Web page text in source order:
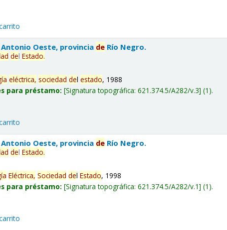
Oeste, provincia de Río Negro.
delEstado.
eléctrica, sociedad delestado, 1988
para préstamo: Signatura topográfica:621.374.5/A282/v.3 (1).
Oeste, provincia de Río Negro.
delEstado.
Eléctrica, Sociedad delEstado, 1998
para préstamo: Signatura topográfica:621.374.5/A282/v.1 (1).